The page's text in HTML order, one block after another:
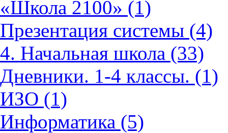
«Школа 2100» (1)
Презентация системы (4)
4. Начальная школа (33)
Дневники. 1-4 классы. (1)
ИЗО (1)
Информатика (5)